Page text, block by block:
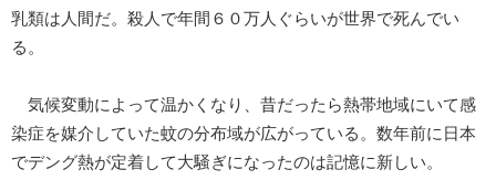
乳類は人間だ。殺人で年間６０万人ぐらいが世界で死んでい
る。
気候変動によって温かくなり、昔だったら熱帯地域にいて感
染症を媒介していた蚊の分布域が広がっている。数年前に日本
でデング熱が定着して大騒ぎになったのは記憶に新しい。